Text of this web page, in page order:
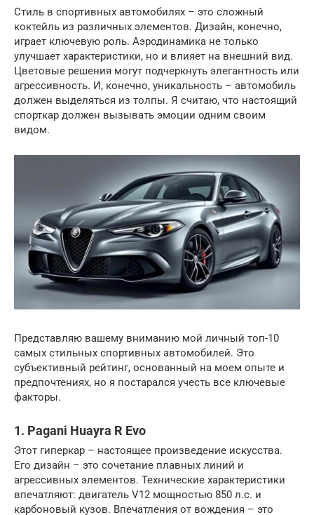
Стиль в спортивных автомобилях – это сложный
коктейль из различных элементов. Дизайн, конечно,
играет ключевую роль. Аэродинамика не только
улучшает характеристики, но и влияет на внешний вид.
Цветовые решения могут подчеркнуть элегантность или
агрессивность. И, конечно, уникальность – автомобиль
должен выделяться из толпы. Я считаю, что настоящий
спорткар должен вызывать эмоции одним своим
видом.
Представляю вашему вниманию мой личный топ-10
самых стильных спортивных автомобилей. Это
субъективный рейтинг, основанный на моем опыте и
предпочтениях, но я постарался учесть все ключевые
факторы.
1. Pagani Huayra R Evo
Этот гиперкар – настоящее произведение искусства.
Его дизайн – это сочетание плавных линий и
агрессивных элементов. Технические характеристики
впечатляют: двигатель V12 мощностью 850 л.с. и
карбоновый кузов. Впечатления от вождения – это